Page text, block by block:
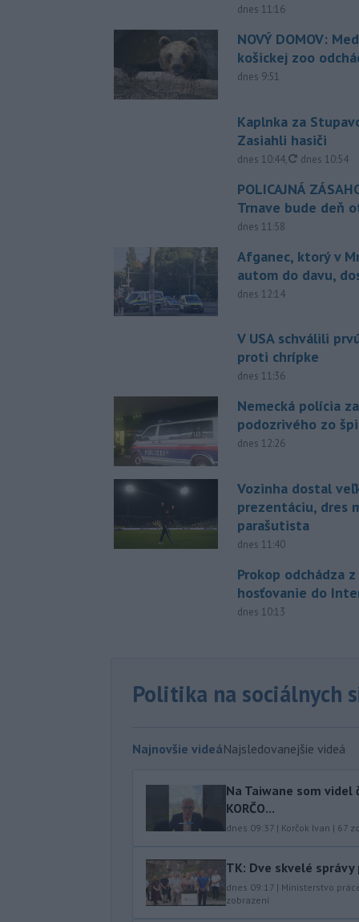
dnes 11:16
NOVÝ DOMOV:
košickej zoo
dnes 9:51
Kaplnka za
Zasiahli hasiči
dnes 10:44, aktualizované
dnes 10:54
POLICAJNÁ
Trnave bude deň
dnes 11:58
Afganec, ktorý v
autom do davu,
dnes 12:14
V USA schválili
proti chrípke
dnes 11:36
Nemecká polícia
podozrivého zo
dnes 12:26
Vozinha dostal
prezentáciu, dres
parašutista
dnes 11:40
Prokop odchádza
hosťovanie do
dnes 10:13
Politika na sociálnych
Najnovšie videáNajsledovanejšie videá
Na Taiwane som videl
KORČO...
dnes 09:37 | Korčok Ivan | 67
TK: Dve skvelé
dnes 09:17 | Ministerstvo
zobrazení